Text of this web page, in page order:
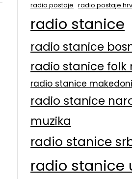
radio postaje radio postaje
radio stanice
radio stanice
radio stanice folk
radio stanice
radio stanice
muzika
radio stanice
radio stanice